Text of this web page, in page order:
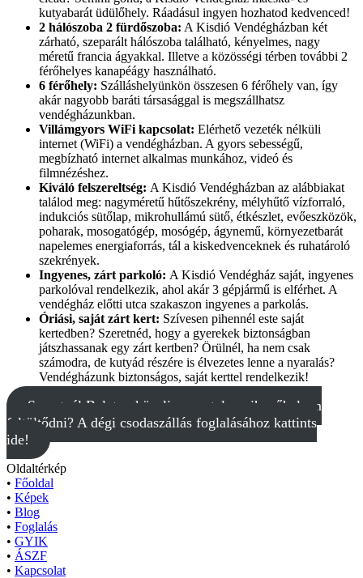
kutyabarát üdülőhely. Ráadásul ingyen hozhatod kedvenced!
2 hálószoba 2 fürdőszoba: A Kisdió Vendégházban két
zárható, szeparált hálószoba található, kényelmes, nagy
méretű francia ágyakkal. Illetve a közösségi térben további 2
férőhelyes kanapéágy használható.
6 férőhely: Szálláshelyünkön összesen 6 férőhely van, így
akár nagyobb baráti társasággal is megszállhatsz
vendégházunkban.
Villámgyors WiFi kapcsolat: Elérhető vezeték nélküli
internet (WiFi) a vendégházban. A gyors sebességű,
megbízható internet alkalmas munkához, videó és
filmnézéshez.
Kiváló felszereltség: A Kisdió Vendégházban az alábbiakat
találod meg: nagyméretű hűtőszekrény, mélyhűtő vízforraló,
indukciós sütőlap, mikrohullámú sütő, étkészlet, evőeszközök,
poharak, mosogatógép, mosógép, ágynemű, környezetbarát
napelemes energiaforrás, tál a kiskedvenceknek és ruhatároló
szekrények.
Ingyenes, zárt parkoló: A Kisdió Vendégház saját, ingyenes
parkolóval rendelkezik, ahol akár 3 gépjármű is elférhet. A
vendégház előtti utca szakaszon ingyenes a parkolás.
Óriási, saját zárt kert: Szívesen pihennél este saját
kertedben? Szeretnéd, hogy a gyerekek biztonságban
játszhassanak egy zárt kertben? Örülnél, ha nem csak
számodra, de kutyád részére is élvezetes lenne a nyaralás?
Vendégházunk biztonságos, saját kerttel rendelkezik!
Szeretnél Balaton közeli, zavartalan pihenőhelyen
feltöltődni? A dégi csodaszállás foglalásához kattints
ide!
Oldaltérkép
• Főoldal
• Képek
• Blog
• Foglalás
• GYIK
• ÁSZF
• Kapcsolat